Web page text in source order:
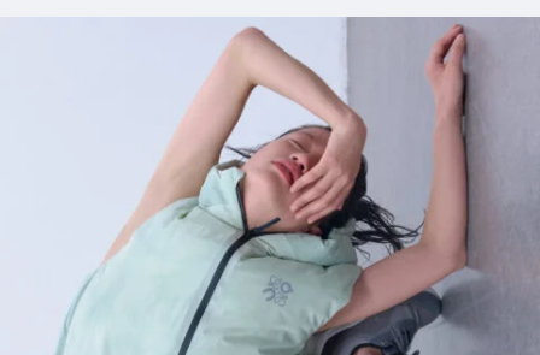
12_BODYCONSCIOUS_IDJapan